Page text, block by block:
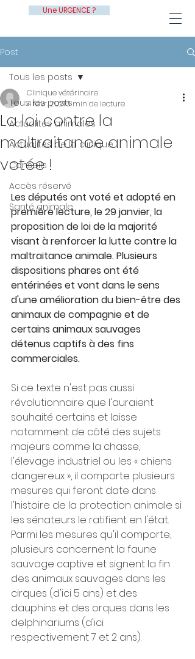
Une URGENCE ?
Post
Tous les posts
Actualités animales
Actualités de la clinique
Conseils
Accès réservé
Santé animale
Tous les posts
La loi contre la
maltraitance animale
votée !
Clinique vétérinaire
4 févr. 20213 min de lecture
Les députés ont voté et adopté en
première lecture, le 29 janvier, la
proposition de loi de la majorité
visant à renforcer la lutte contre la
maltraitance animale. Plusieurs
dispositions phares ont été
entérinées et vont dans le sens
d'une amélioration du bien-être des
animaux de compagnie et de
certains animaux sauvages
détenus captifs à des fins
commerciales.
Si ce texte n'est pas aussi
révolutionnaire que l'auraient
souhaité certains et laisse
notamment de côté des sujets
majeurs comme la chasse,
l'élevage industriel ou les « chiens
dangereux », il comporte plusieurs
mesures qui feront date dans
l'histoire de la protection animale si
les sénateurs le ratifient en l'état.
Parmi les mesures qu'il comporte,
plusieurs concernent la faune
sauvage captive et signent la fin
des animaux sauvages dans les
cirques (d'ici 5 ans) et des
dauphins et des orques dans les
delphinariums (d'ici
respectivement 7 et 2 ans).